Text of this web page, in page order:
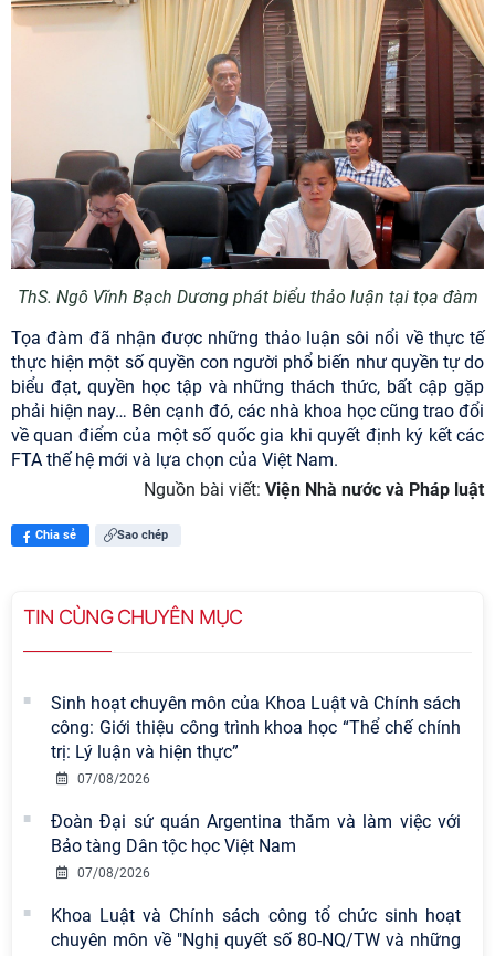
ThS. Ngô Vĩnh Bạch Dương phát biểu thảo luận tại tọa đàm
Tọa đàm đã nhận được những thảo luận sôi nổi về thực tế
thực hiện một số quyền con người phổ biến như quyền tự do
biểu đạt, quyền học tập và những thách thức, bất cập gặp
phải hiện nay… Bên cạnh đó, các nhà khoa học cũng trao đổi
về quan điểm của một số quốc gia khi quyết định ký kết các
FTA thế hệ mới và lựa chọn của Việt Nam.
Nguồn bài viết: Viện Nhà nước và Pháp luật
Chia sẻ Sao chép
TIN CÙNG CHUYÊN MỤC
Sinh hoạt chuyên môn của Khoa Luật và Chính sách
công: Giới thiệu công trình khoa học “Thể chế chính
trị: Lý luận và hiện thực”
07/08/2026
Đoàn Đại sứ quán Argentina thăm và làm việc với
Bảo tàng Dân tộc học Việt Nam
07/08/2026
Khoa Luật và Chính sách công tổ chức sinh hoạt
chuyên môn về "Nghị quyết số 80-NQ/TW và những